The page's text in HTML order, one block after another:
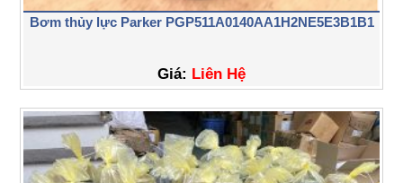
Bơm thủy lực Parker PGP511A0140AA1H2NE5E3B1B1
Giá: Liên Hệ